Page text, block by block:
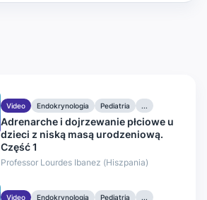
Video Endokrynologia Pediatria ...
Adrenarche i dojrzewanie płciowe u
dzieci z niską masą urodzeniową.
Część 1
Professor Lourdes Ibanez (Hiszpania)
Video Endokrynologia Pediatria ...